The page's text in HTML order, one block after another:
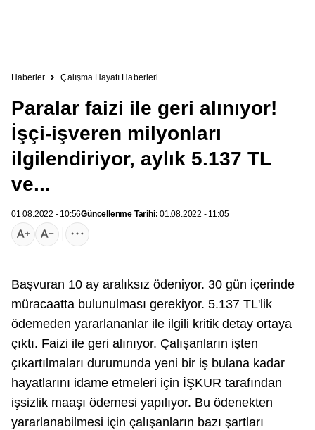
Haberler Çalışma Hayatı Haberleri
Paralar faizi ile geri alınıyor!
İşçi-işveren milyonları
ilgilendiriyor, aylık 5.137 TL
ve...
01.08.2022 - 10:56Güncellenme Tarihi:01.08.2022 - 11:05
Başvuran 10 ay aralıksız ödeniyor. 30 gün içerinde
müracaatta bulunulması gerekiyor. 5.137 TL'lik
ödemeden yararlananlar ile ilgili kritik detay ortaya
çıktı. Faizi ile geri alınıyor. Çalışanların işten
çıkartılmaları durumunda yeni bir iş bulana kadar
hayatlarını idame etmeleri için İŞKUR tarafından
işsizlik maaşı ödemesi yapılıyor. Bu ödenekten
yararlanabilmesi için çalışanların bazı şartları